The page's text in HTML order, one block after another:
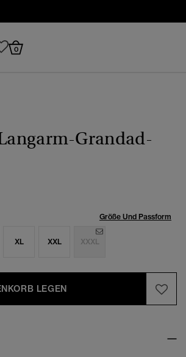
0
Grandad-
Größe Und Passform
XL XXL XXXL
LEGEN